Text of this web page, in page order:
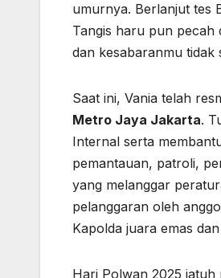
umurnya. Berlanjut tes
Tangis haru pun pecah
dan kesabaranmu tidak
Saat ini, Vania telah
Metro Jaya Jakarta.
Internal serta
pemantauan, patroli,
yang melanggar
pelanggaran oleh
Kapolda juara emas
Hari Polwan 2025